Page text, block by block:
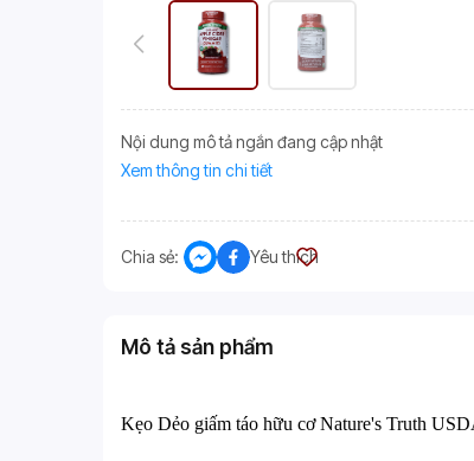
Nội dung mô tả ngắn đang cập nhật
Xem thông tin chi tiết
Chia sẻ: Yêu thích
Mô tả sản phẩm
Kẹo Dẻo giấm táo hữu cơ Nature's Truth